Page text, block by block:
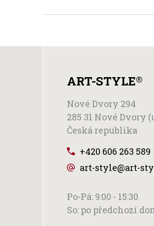
ART-STYLE®
Nové Dvory 294
285 31 Nové Dvory
Česká republika
+420 606 263 589
art-style@art-
Po-Pá: 9:00 - 15:30
So: po předchozí